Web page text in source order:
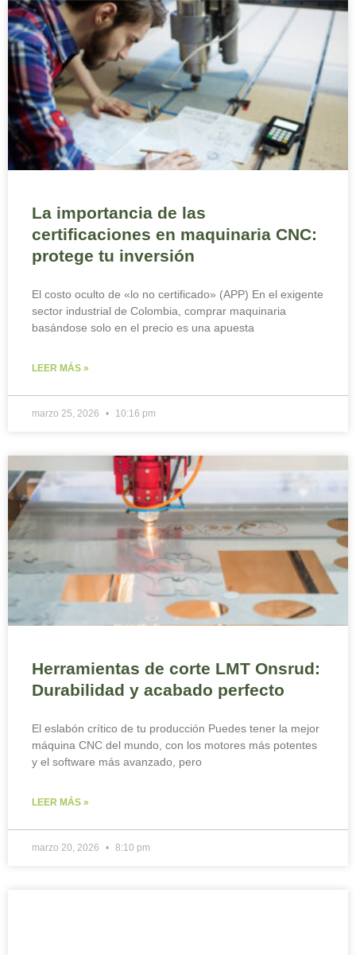
La importancia de las
certificaciones en maquinaria CNC:
protege tu inversión
El costo oculto de «lo no certificado» (APP) En el exigente
sector industrial de Colombia, comprar maquinaria
basándose solo en el precio es una apuesta
LEER MÁS »
marzo 25, 2026 10:16 pm
Herramientas de corte LMT Onsrud:
Durabilidad y acabado perfecto
El eslabón crítico de tu producción Puedes tener la mejor
máquina CNC del mundo, con los motores más potentes
y el software más avanzado, pero
LEER MÁS »
marzo 20, 2026 8:10 pm